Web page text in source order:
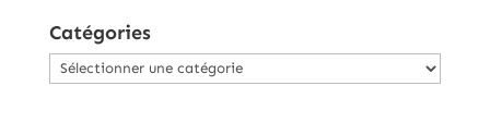
Catégories
Catégories